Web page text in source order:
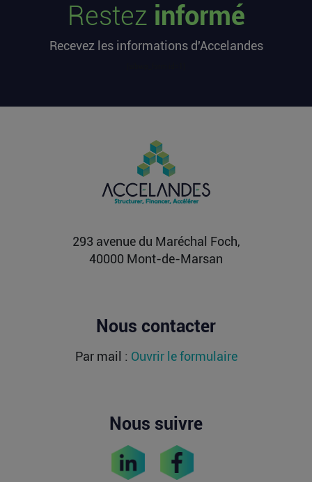
voyageurs
Les formalités de voyage demeurent l’une des
zones les moins fluides de l’expérience
de l’argent dans une sortie à 2,25
milliards de dollars ?
Après avoir levé près de 1,4 milliard de dollars et
atteint une valorisation de 11,7 milliards fin
Lire la suite
Restez informé
Recevez les informations d'Accelandes
293 avenue du Maréchal Foch,
40000 Mont-de-Marsan
Nous contacter
Par mail : Ouvrir le formulaire
Nous suivre